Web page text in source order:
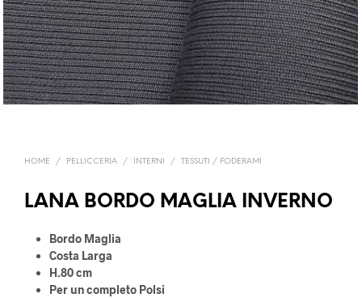
HOME / PELLICCERIA / INTERNI / TESSUTI / FODERAMI
LANA BORDO MAGLIA INVERNO
Bordo Maglia
Costa Larga
H.80 cm
Per un completo Polsi